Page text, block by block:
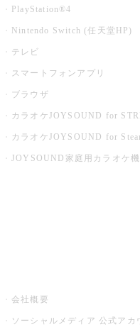
PlayStation®4
Nintendo Switch (任天堂HP)
テレビ
スマートフォンアプリ
ブラウザ
カラオケJOYSOUND for
カラオケJOYSOUND for
JOYSOUND家庭用カラオケ
会社概要
ソーシャルメディア 公式アカ